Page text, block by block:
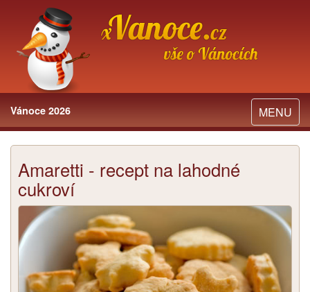
Toggle
navigation
MENU
Vánoce 2026
Amaretti - recept na lahodné
cukroví